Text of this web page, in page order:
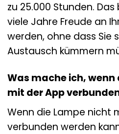
zu 25.000 Stunden.
viele Jahre Freude an
werden, ohne dass Sie
Austausch kümmern
Was mache ich, wenn
mit der App
Wenn die Lampe nicht
verbunden werden